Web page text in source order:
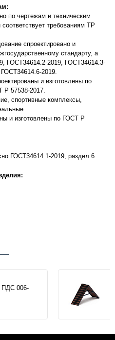
по чертежам и техническим
требованиям ТР
спроектировано и
стандарту, а
ГОСТ34614.2-2019, ГОСТ34614.3-
2019.
и изготовлены по
Р 57538-2017.
спортивные комплексы,
и изготовлены по ГОСТ Р
ГОСТ34614.1-2019, раздел 6.
ПДС 006-